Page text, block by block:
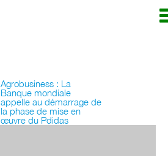
Agrobusiness : La
Banque mondiale
appelle au démarrage de
la phase de mise en
œuvre du Pdidas